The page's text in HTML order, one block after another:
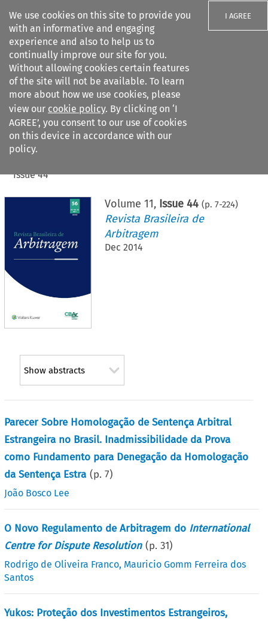
We use cookies on this site to provide you
with an informative and engaging
experience and also to help us to
continually improve our site for you.
Without allowing cookies certain features
of the site will not be available. To learn
more about how we use cookies, please
view our cookie policy. By clicking on ‘I
AGREE’, you consent to our use of cookies
on this device in accordance with our
policy.
I AGREE
Search filters
Citation search
Issue 44
Volume 11, Issue 44 (p. 7-224)
Revista Brasileira de
Arbitragem
Dec 2014
Show abstracts
Parecer Sobre Homologação de Sentença Arbitral
Estrangeira no Brasil. Inadmissibilidade da Prova
como Fundamento para Denegação da Homologação
da Sentença Estra (p.7)
João Bosco Lee
O Novo Regulamento de Arbitragem do International
Centre for Dispute Resolution (p.31)
Rodrigo de Oliveira Franco, Mauricio Gomm Ferreira dos
Santos
Yukos: Proteção dos Investimentos Estrangeiros,